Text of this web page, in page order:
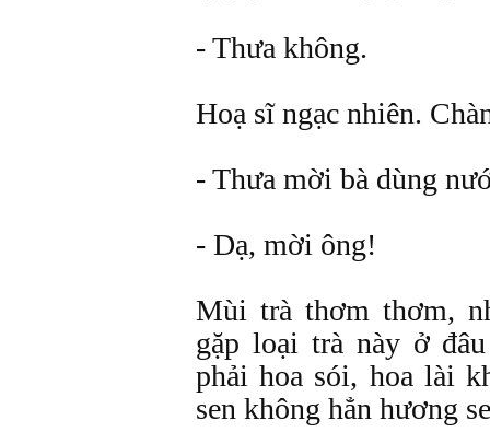
- Thưa không.
Hoạ sĩ ngạc nhiên.
- Thưa mời bà dùng
- Dạ, mời ông!
Mùi trà thơm thơm,
gặp loại trà này ở
phải hoa sói, hoa lài
sen không hẳn hương